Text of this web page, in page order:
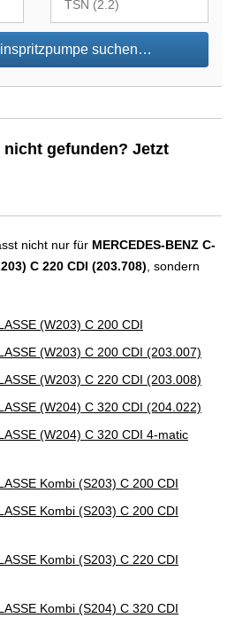
suchen…
gefunden? Jetzt
nicht nur für MERCEDES-BENZ C-
C 220 CDI (203.708), sondern
(W203) C 200 CDI
(W203) C 200 CDI (203.007)
(W203) C 220 CDI (203.008)
(W204) C 320 CDI (204.022)
(W204) C 320 CDI 4-matic
Kombi (S203) C 200 CDI
Kombi (S203) C 200 CDI
Kombi (S203) C 220 CDI
Kombi (S204) C 320 CDI